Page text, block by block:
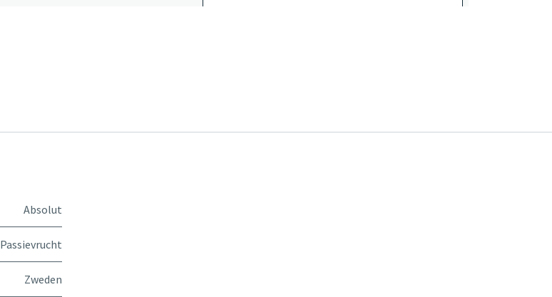
Absolut
Passievrucht
Zweden